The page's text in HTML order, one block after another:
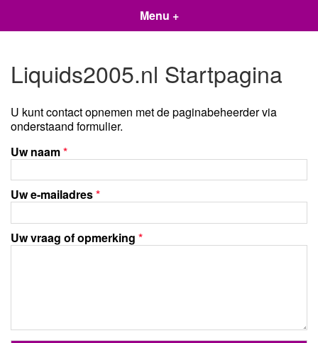
Menu +
Liquids2005.nl Startpagina
U kunt contact opnemen met de paginabeheerder via
onderstaand formulier.
Uw naam*
Uw e-mailadres*
Uw vraag of opmerking *